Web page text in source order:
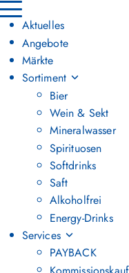
Hauptmenü umschalten
Aktuelles
Angebote
Märkte
Sortiment
Bier
Wein & Sekt
Mineralwasser
Spirituosen
Softdrinks
Saft
Alkoholfrei
Energy-Drinks
Services
PAYBACK